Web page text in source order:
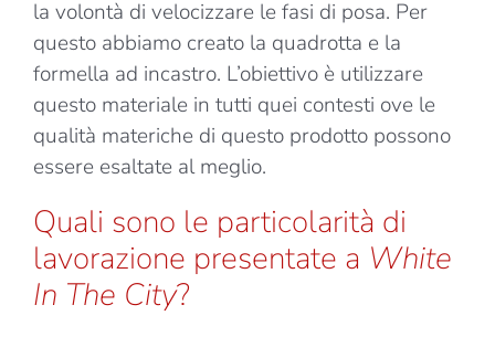
la volontà di velocizzare le fasi di posa. Per
questo abbiamo creato la quadrotta e la
formella ad incastro. L’obiettivo è utilizzare
questo materiale in tutti quei contesti ove le
qualità materiche di questo prodotto possono
essere esaltate al meglio.
Quali sono le particolarità di
lavorazione presentate a White
In The City?